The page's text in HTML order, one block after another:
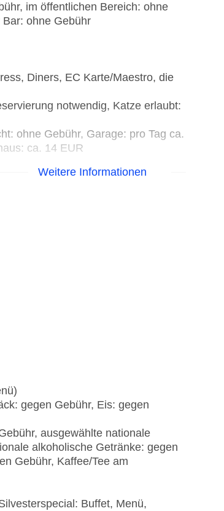
im öffentlichen Bereich: ohne
ohne Gebühr
Diners, EC Karte/Maestro, die
notwendig, Katze erlaubt:
ohne Gebühr, Garage: pro Tag ca.
ca. 14 EUR
gegen Gebühr, Coffee
Weitere Informationen
gegen Gebühr, Eis: gegen
ausgewählte nationale
alkoholische Getränke: gegen
Gebühr, Kaffee/Tee am
Buffet, Menü,